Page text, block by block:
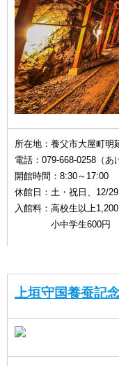
所在地：養父市大屋町明
電話：079-668-0258（あ
開館時間：8:30～17:00
休館日：土・祝日、12/
入館料：高校生以上
小中学生600円
上垣守国養蚕記